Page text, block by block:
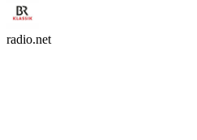
radio.net